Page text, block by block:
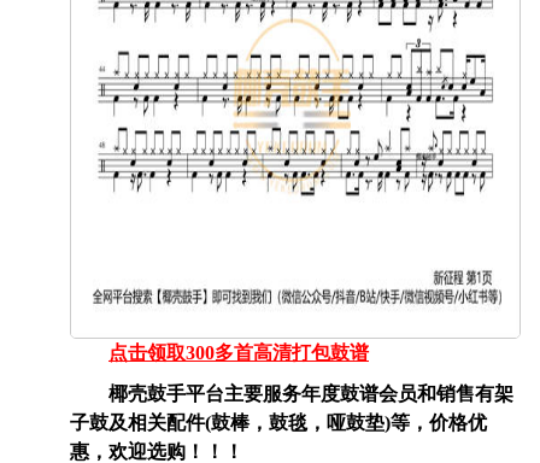
点击领取300多首高清打包鼓谱
椰壳鼓手平台主要服务年度鼓谱会员和销售有架
子鼓及相关配件(鼓棒，鼓毯，哑鼓垫)等，价格优
惠，欢迎选购！！！